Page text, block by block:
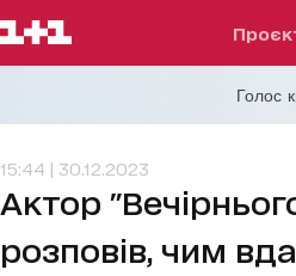
Голос
15:44 | 30.12.2023
Актор
розповів, чим